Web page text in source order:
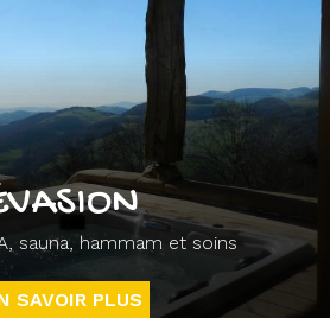
sauna, hammam et soins
SAVOIR PLUS